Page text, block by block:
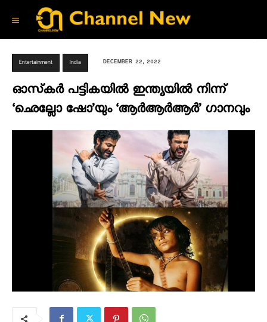
Entertainment India DECEMBER 22, 2022
ഓസ്‌കർ പട്ടികയിൽ ഇന്ത്യയിൽ നിന്ന്
‘ഛെല്ലോ ഷോ’യും ‘ആർആർആർ’ ഗാനവും